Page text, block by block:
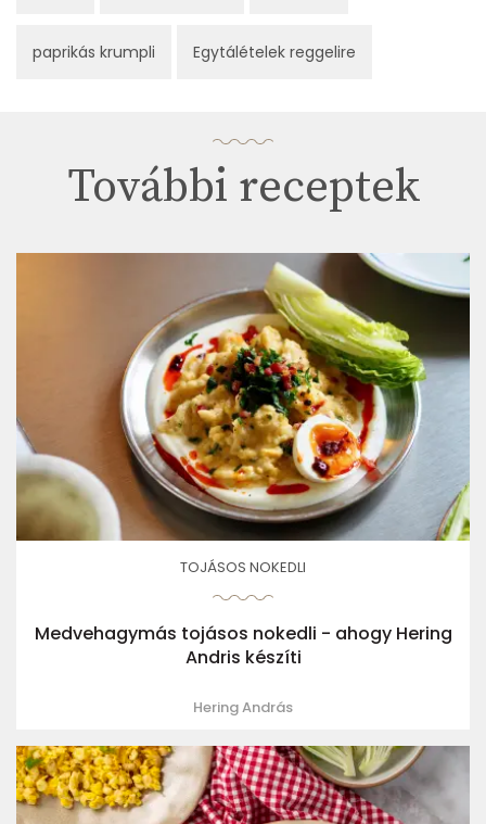
paprikás krumpli Egytálételek reggelire
További receptek
TOJÁSOS NOKEDLI
Medvehagymás tojásos nokedli - ahogy Hering
Andris készíti
Hering András